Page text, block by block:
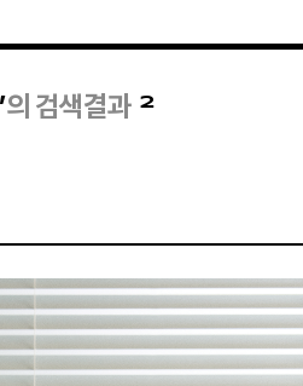
의 검색결과 2